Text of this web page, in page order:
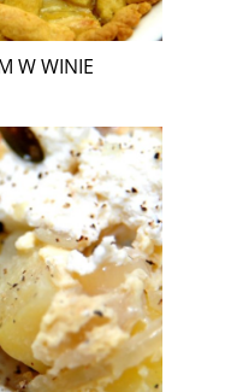
W WINIE